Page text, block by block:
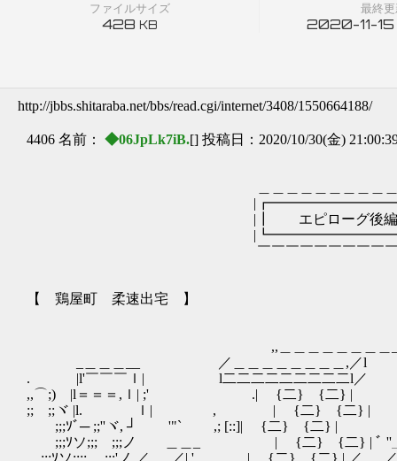
ファイルサイズ
428 KB
最終
2020-11-
http://jbbs.shitaraba.net/bbs/read.cgi/internet/3408/1550664188/
4406 名前： ◆06JpLk7iB.[] 投稿日：2020/10/30(金)
|┃ エピローグ後編 【 や
￣￣￣￣￣￣￣￣￣￣￣￣￣￣
【 鶏屋町 柔速出宅 】
,,＿＿＿＿＿＿
_＿＿＿__ ／＿＿＿＿＿
. |l'￣￣￣ｌ| l二二二二二二
,,⌒;) |l＝＝＝,ｌ| ;' .| {二} {
;;ゝ;;ヾ |l. ｌ| , | {二} {二} |
ゞゞ;;;ｿﾞ─ ;;''ヾ, ┘ '"` ,; [::]| {二} {二}
ゞ;;;ｿソ;;;ゝ;;;ノ ＿＿_ | {二} {二} | ﾞ ''＿＿_
ゞ;;;ｿソ;;;; ゝ;;;'ノ ／ ／| ' | {二} {二} |.／ ,／| ゞ